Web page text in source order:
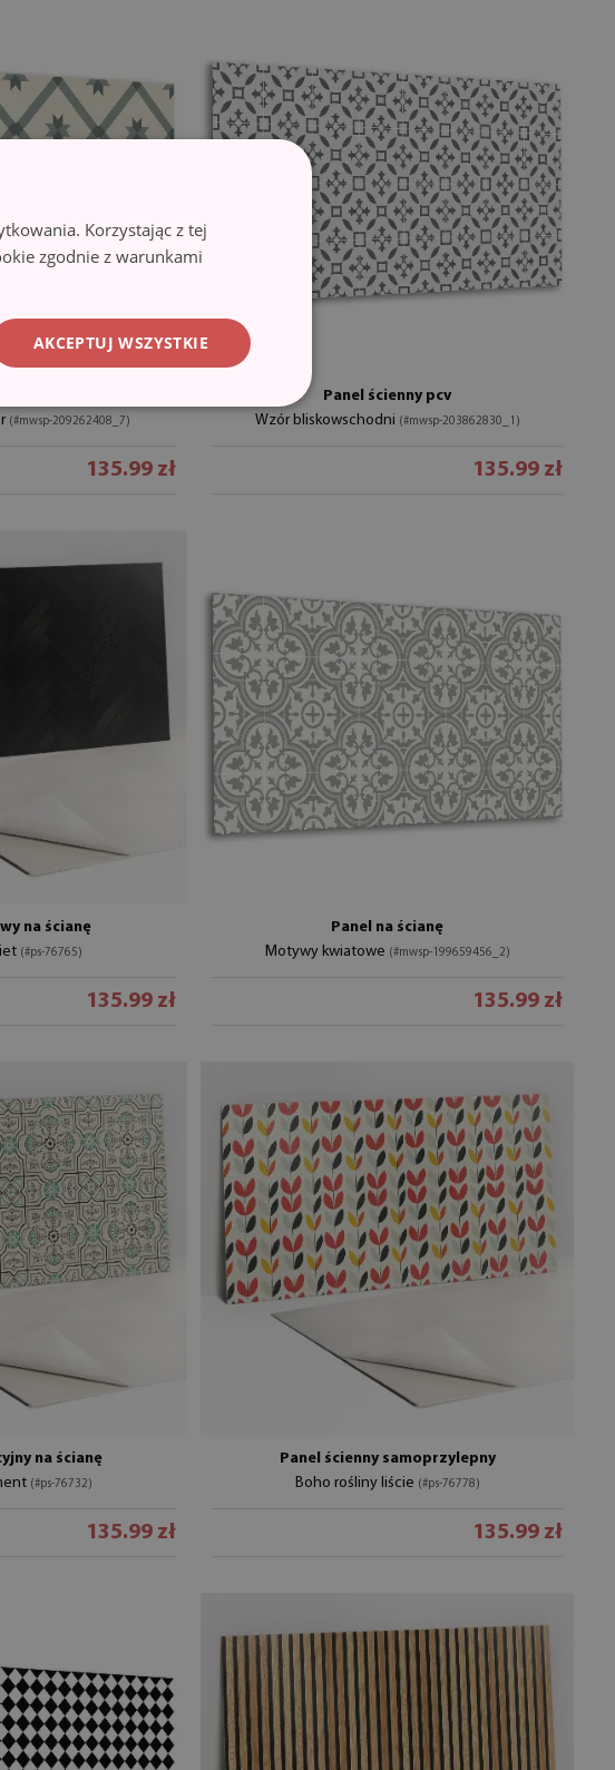
(#mwsp-209262408_7)
135.99 zł
Panel ścienny pcv
Wzór bliskowschodni (#mwsp-203862830_1)
135.99 zł
na ścianę
(#ps-76765)
135.99 zł
Panel na ścianę
Motywy kwiatowe (#mwsp-199659456_2)
135.99 zł
na ścianę
(#ps-76732)
135.99 zł
Panel ścienny samoprzylepny
Boho rośliny liście (#ps-76778)
135.99 zł
Korzystając z tej
zgodnie z warunkami
AKCEPTUJ WSZYSTKIE